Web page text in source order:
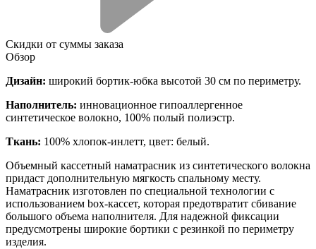
Скидки от суммы заказа
Обзор
Дизайн: широкий бортик-юбка высотой 30 см по периметру.
Наполнитель: инновационное гипоаллергенное
синтетическое волокно, 100% полый полиэстр.
Ткань: 100% хлопок-инлетт, цвет: белый.
Объемный кассетный наматрасник из синтетического волокна
придаст дополнительную мягкость спальному месту.
Наматрасник изготовлен по специальной технологии с
использованием box-кассет, которая предотвратит сбивание
большого объема наполнителя. Для надежной фиксации
предусмотрены широкие бортики с резинкой по периметру
изделия.